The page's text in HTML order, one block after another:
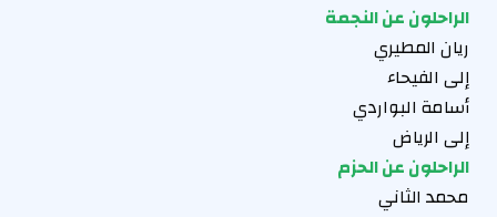
الراحلون عن النجمة
ريان المطيري
إلى الفيحاء
أسامة البواردي
إلى الرياض
الراحلون عن الحزم
محمد الثاني